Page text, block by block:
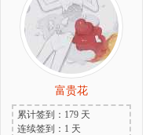
富贵花
累计签到：179 天
连续签到：1 天